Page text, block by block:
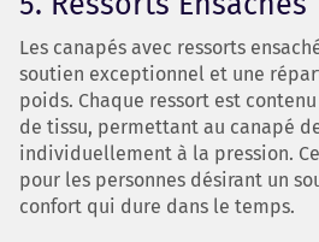
Les canapés avec ressorts
soutien exceptionnel et une
poids. Chaque ressort est
de tissu, permettant au canapé
individuellement à la pression.
pour les personnes désirant un
confort qui dure dans le temps.